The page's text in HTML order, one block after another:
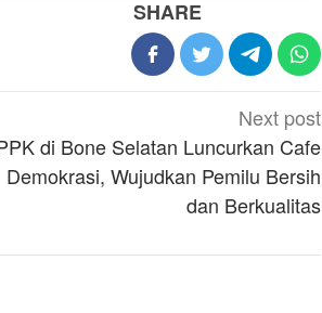
SHARE
Next post
di Bone Selatan Luncurkan Cafe
Demokrasi, Wujudkan Pemilu Bersih
dan Berkualitas